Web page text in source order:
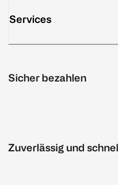
Services
Sicher bezahlen
Zuverlässig und